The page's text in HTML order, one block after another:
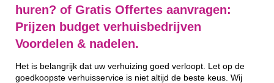
huren? of Gratis Offertes aanvragen:
Prijzen budget verhuisbedrijven
Voordelen & nadelen.
Het is belangrijk dat uw verhuizing goed verloopt. Let op de
goedkoopste verhuisservice is niet altijd de beste keus. Wij